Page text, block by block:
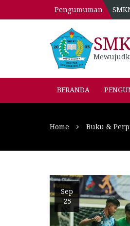
Pengumuman
BERANDA
Home Buku &
Sep
25